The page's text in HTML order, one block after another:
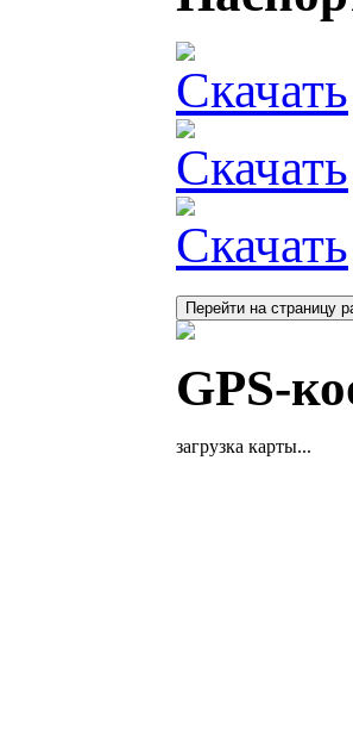
Скачать
Скачать
Скачать
Перейти на страницу
GPS-
загрузка карты...